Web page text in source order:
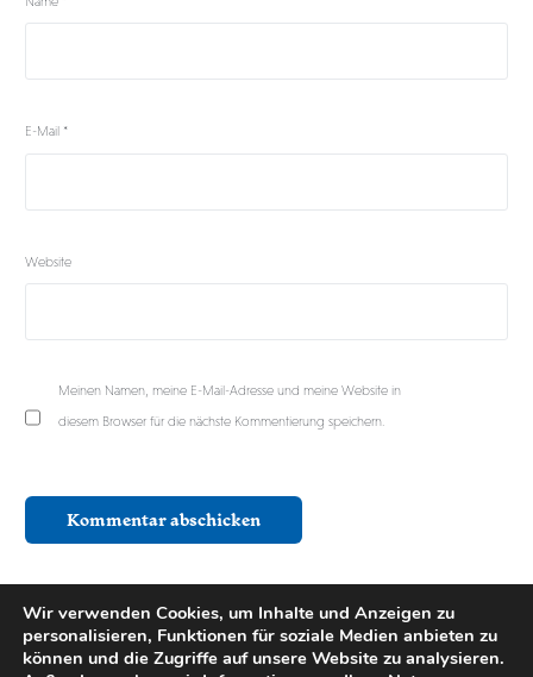
E-Mail *
Website
Meinen Namen, meine E-Mail-Adresse und meine Website in
diesem Browser für die nächste Kommentierung speichern.
Wir verwenden Cookies, um Inhalte und Anzeigen zu
personalisieren, Funktionen für soziale Medien anbieten zu
können und die Zugriffe auf unsere Website zu analysieren.